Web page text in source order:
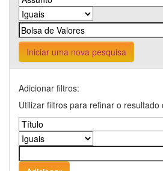
Iniciar uma nova pesquisa
Adicionar filtros:
Utilizar filtros para refinar o resultado